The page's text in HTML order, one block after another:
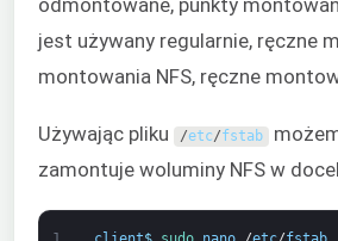
jest używany regularnie, ręczne
montowania NFS, ręczne
Używając pliku /etc/fstab
zamontuje woluminy NFS w